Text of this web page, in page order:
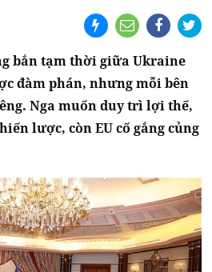
bắn tạm thời giữa Ukraine
đàm phán, nhưng mỗi bên
Nga muốn duy trì lợi thế,
lược, còn EU cố gắng củng